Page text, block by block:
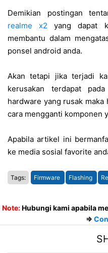
Demikian postingan
realme x2 yang dapat
membantu dalam
ponsel android anda.
Akan tetapi jika terjadi
kerusakan terdapat
hardware yang rusak
cara mengganti komponen
Apabila artikel ini
ke media sosial favorite
Tags: Firmware Flashing
Note:Hubungi kami apabila
=>